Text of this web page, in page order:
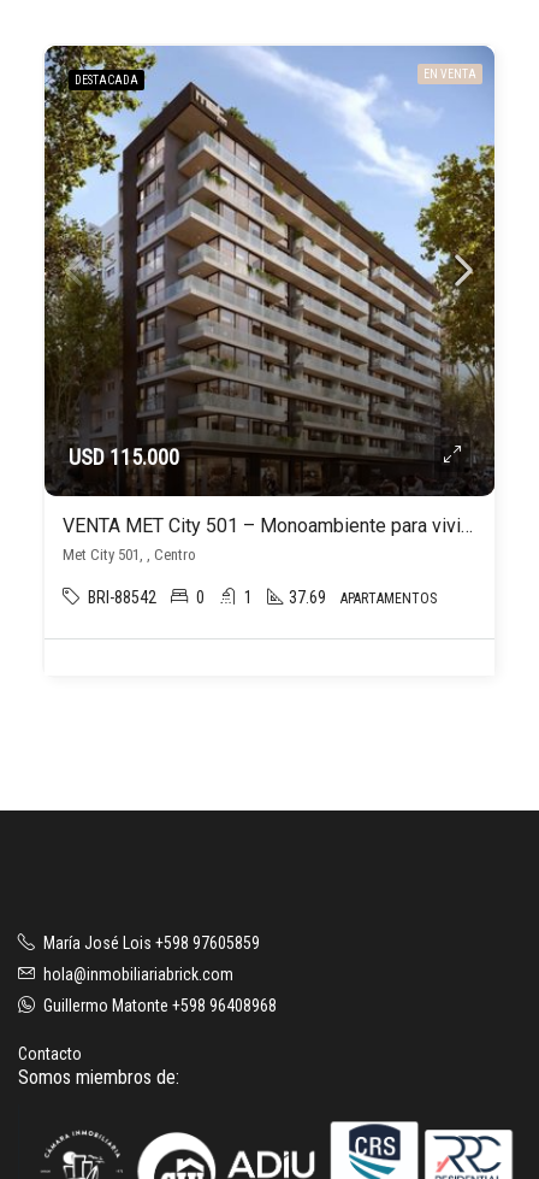
DESTACADA EN VENTA
USD 115.000
VENTA MET City 501 – Monoambiente para vivir o invertir en el Centro Montevideo
Met City 501, , Centro
BRI-88542 0 1 37.69 APARTAMENTOS
María José Lois +598 97605859
hola@inmobiliariabrick.com
Guillermo Matonte +598 96408968
Contacto
Somos miembros de: